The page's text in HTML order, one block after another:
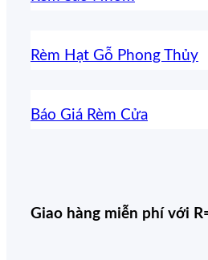
Rèm Hạt Gỗ Phong Thủy
Báo Giá Rèm Cửa
Giao hàng miễn phí với